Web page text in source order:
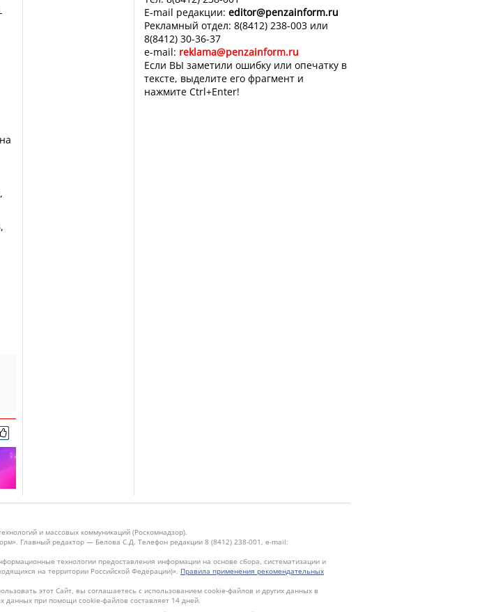
E-mail редакции: editor@penzainform.ru
Рекламный отдел: 8(8412) 238-003 или
8(8412) 30-36-37
e-mail: reklama@penzainform.ru
Если ВЫ заметили ошибку или опечатку в
тексте, выделите его фрагмент и
нажмите Ctrl+Enter!
и массовых коммуникаций (Роскомнадзор).
Главный редактор — Белова С.Д. Телефон редакции 8 (8412) 238-001, e-mail:
технологии предоставления информации на основе сбора, систематизации и
на территории Российской Федерации)». Правила применения рекомендательных
этот Сайт, вы соглашаетесь с использованием cookie-файлов и других данных в
данных при помощи cookie-файлов составляет 14 дней.